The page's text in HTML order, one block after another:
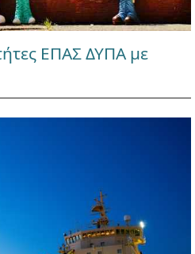
ΕΠΑΣ ΔΥΠΑ με